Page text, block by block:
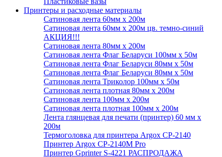
Принтеры и расходные материалы
Сатиновая лента 60мм х 200м
Сатиновая лента 60мм х 200м цв. темно-синий
АКЦИЯ!!!
Сатиновая лента 80мм х 200м
Сатиновая лента Флаг Беларуси 100мм х 50м
Сатиновая лента Флаг Беларуси 80мм х 50м
Сатиновая лента Флаг Беларуси 80мм х 50м
Сатиновая лента Триколор 100мм х 50м
Сатиновая лента плотная 80мм х 200м
Сатиновая лента 100мм х 200м
Сатиновая лента плотная 100мм х 200м
Лента глянцевая для печати (принтер) 60 мм х
200м
Термоголовка для принтера Argox CP-2140
Принтер Argox CP-2140M Pro
Принтер Gprinter S-4221 РАСПРОДАЖА